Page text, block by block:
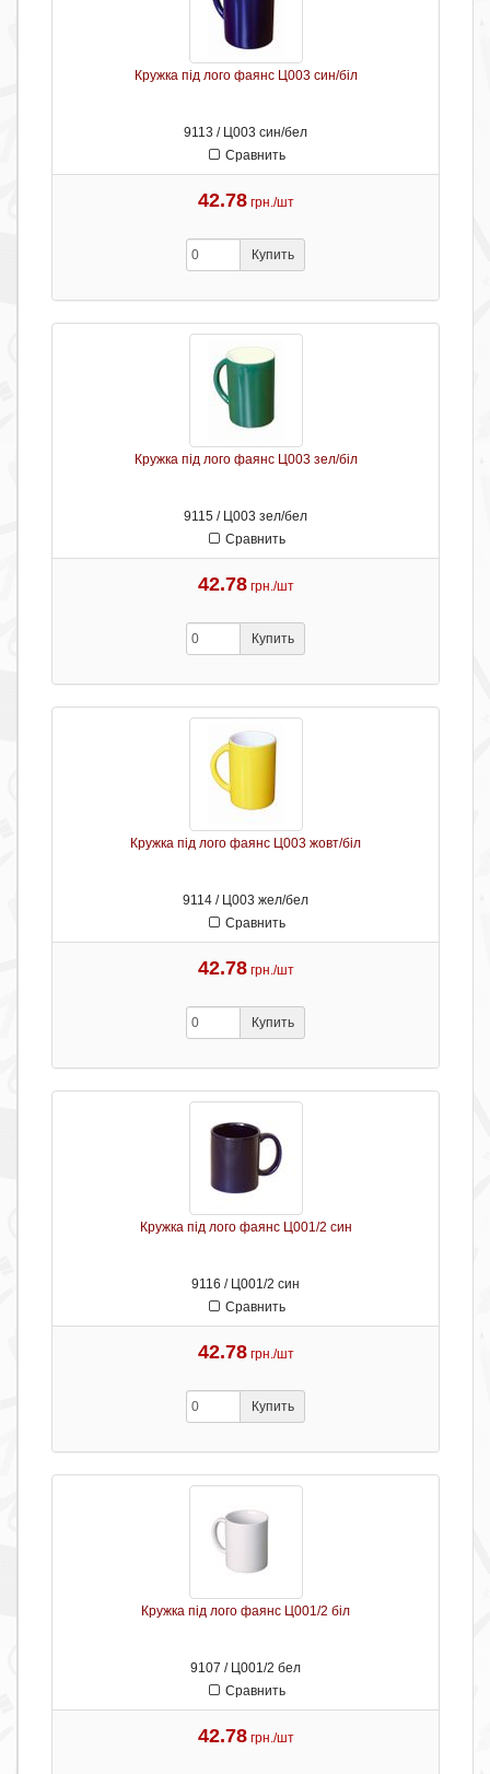
Кружка під лого фаянс Ц003 син/біл
9113 / Ц003 син/бел
Сравнить
42.78 грн./шт
Купить
Кружка під лого фаянс Ц003 зел/біл
9115 / Ц003 зел/бел
Сравнить
42.78 грн./шт
Купить
Кружка під лого фаянс Ц003 жовт/біл
9114 / Ц003 жел/бел
Сравнить
42.78 грн./шт
Купить
Кружка під лого фаянс Ц001/2 син
9116 / Ц001/2 син
Сравнить
42.78 грн./шт
Купить
Кружка під лого фаянс Ц001/2 біл
9107 / Ц001/2 бел
Сравнить
42.78 грн./шт